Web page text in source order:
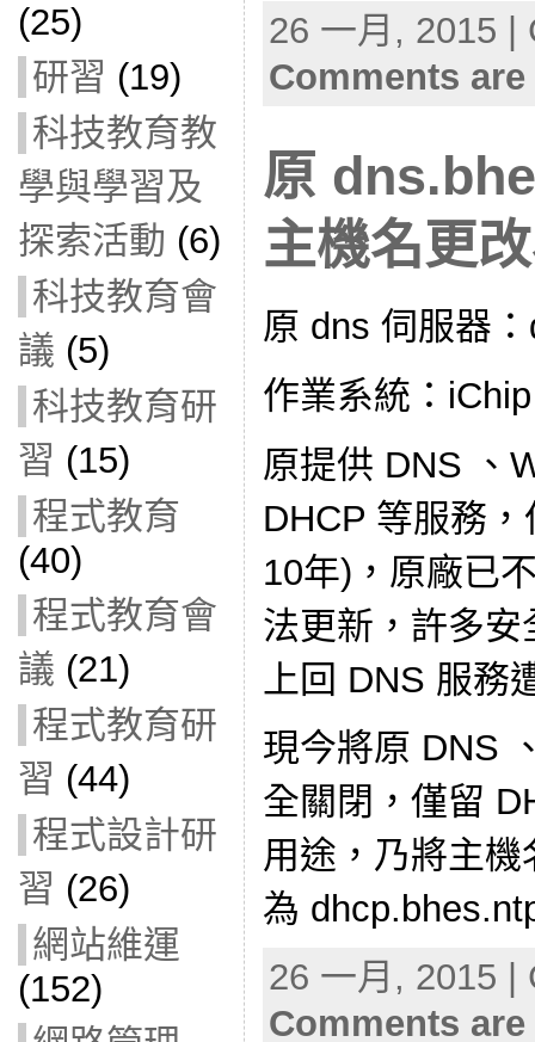
(25)
研習 (19)
科技教育教
學與學習及
探索活動 (6)
科技教育會
議 (5)
科技教育研
習 (15)
程式教育
(40)
程式教育會
議 (21)
程式教育研
習 (44)
程式設計研
習 (26)
網站維運
(152)
26 一月, 2015
Comments
原
主機名更
原 dns 伺服器
作業系統：
原提供 DNS 、
DHCP 等服務
10年)，原廠已
法更新，許多
上回 DNS 服務
現今將原 DNS
全關閉，僅留
用途，乃將主
為
26 一月, 2015
Comments